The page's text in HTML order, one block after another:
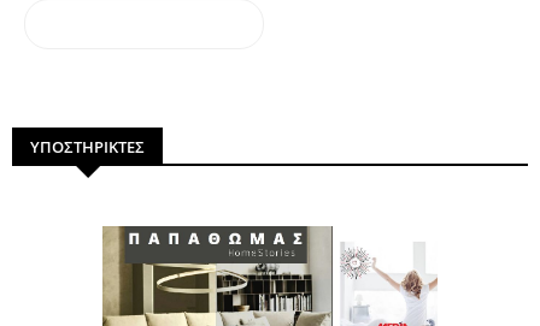
ΥΠΟΣΤΗΡΙΚΤΕΣ